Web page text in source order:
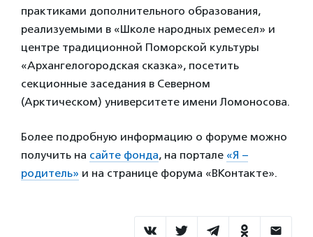
практиками дополнительного образования,
реализуемыми в «Школе народных ремесел» и
центре традиционной Поморской культуры
«Архангелогородская сказка», посетить
секционные заседания в Северном
(Арктическом) университете имени Ломоносова.
Более подробную информацию о форуме можно
получить на сайте фонда, на портале «Я –
родитель» и на странице форума «ВКонтакте».